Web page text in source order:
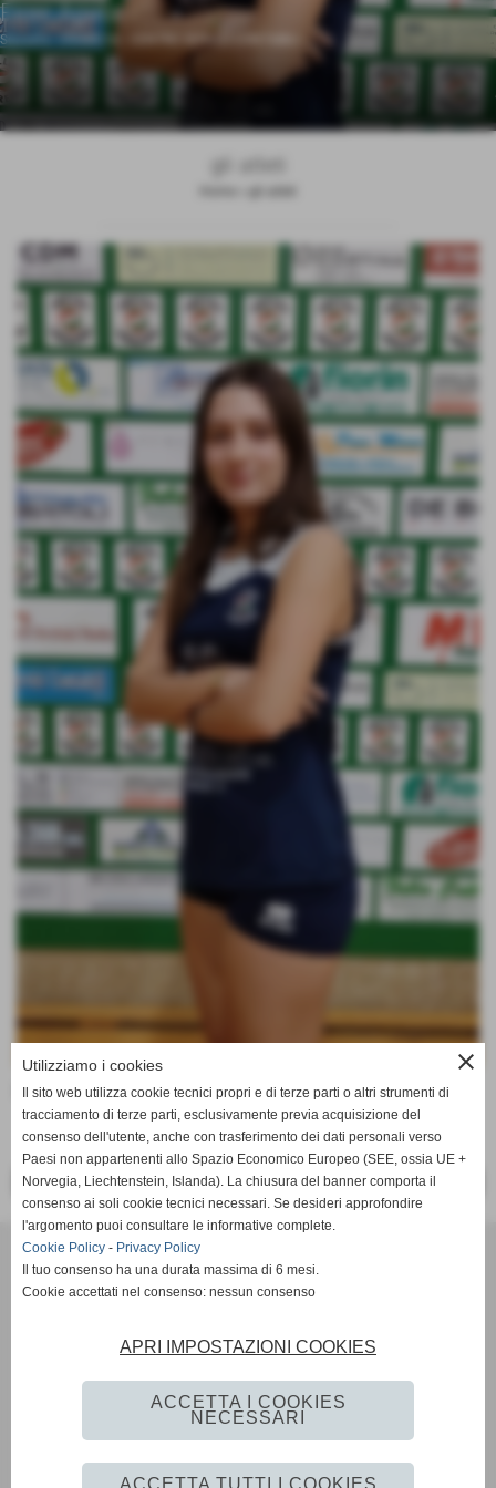
gli atleti
Fiore Agata
Squadra: UNDER 16 - CENTRO SERVIZI CONTABILI
Data di nascita:12-05-2011
<< PRECEDENTE SUCCESSIVO >>
VOLLEY MARENO A.S.D.
VIA CONTI AGOSTI 76 - Mareno di piave (Treviso)
P.I. 02199710266 C.F 91004960265
Mail:volleymareno1@gmail.com
Privacy Policy-Cookie Policy
close
Utilizziamo i cookies
Il sito web utilizza cookie tecnici propri e di terze parti o altri strumenti di
tracciamento di terze parti, esclusivamente previa acquisizione del
consenso dell'utente, anche con trasferimento dei dati personali verso
Paesi non appartenenti allo Spazio Economico Europeo (SEE, ossia UE +
Norvegia, Liechtenstein, Islanda). La chiusura del banner comporta il
consenso ai soli cookie tecnici necessari. Se desideri approfondire
l'argomento puoi consultare le informative complete.
Cookie Policy - Privacy Policy
Il tuo consenso ha una durata massima di 6 mesi.
Cookie accettati nel consenso: nessun consenso
APRI IMPOSTAZIONI COOKIES
ACCETTA I COOKIES
NECESSARI
ACCETTA TUTTI I COOKIES